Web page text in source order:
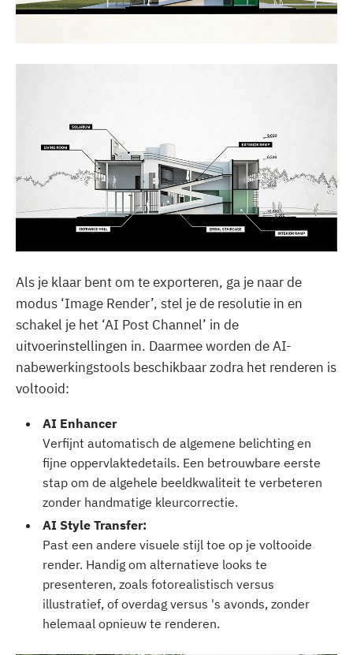
Als je klaar bent om te exporteren, ga je naar de
modus ‘Image Render’, stel je de resolutie in en
schakel je het ‘AI Post Channel’ in de
uitvoerinstellingen in. Daarmee worden de AI-
nabewerkingstools beschikbaar zodra het renderen is
voltooid:
‍AI Enhancer
Verfijnt automatisch de algemene belichting en
fijne oppervlaktedetails. Een betrouwbare eerste
stap om de algehele beeldkwaliteit te verbeteren
zonder handmatige kleurcorrectie.‍
AI Style Transfer:
Past een andere visuele stijl toe op je voltooide
render. Handig om alternatieve looks te
presenteren, zoals fotorealistisch versus
illustratief, of overdag versus 's avonds, zonder
helemaal opnieuw te renderen.